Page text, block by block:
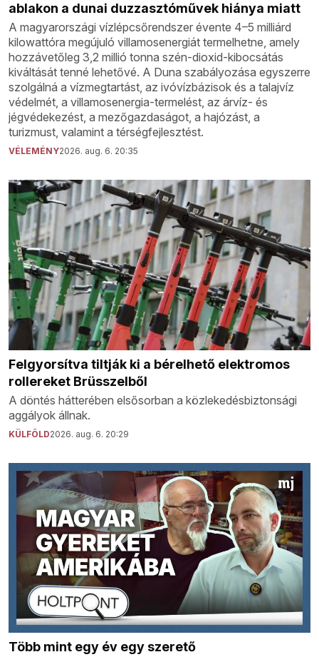
ablakon a dunai duzzasztóművek hiánya miatt
A magyarországi vízlépcsőrendszer évente 4–5 milliárd
kilowattóra megújuló villamosenergiát termelhetne, amely
hozzávetőleg 3,2 millió tonna szén-dioxid-kibocsátás
kiváltását tenné lehetővé. A Duna szabályozása egyszerre
szolgálná a vízmegtartást, az ivóvízbázisok és a talajvíz
védelmét, a villamosenergia-termelést, az árvíz- és
jégvédekezést, a mezőgazdaságot, a hajózást, a
turizmust, valamint a térségfejlesztést.
VÉLEMÉNY2026. aug. 6. 20:35
Felgyorsítva tiltják ki a bérelhető elektromos
rollereket Brüsszelből
A döntés hátterében elsősorban a közlekedésbiztonsági
aggályok állnak.
KÜLFÖLD2026. aug. 6. 20:29
Több mint egy év egy szerető